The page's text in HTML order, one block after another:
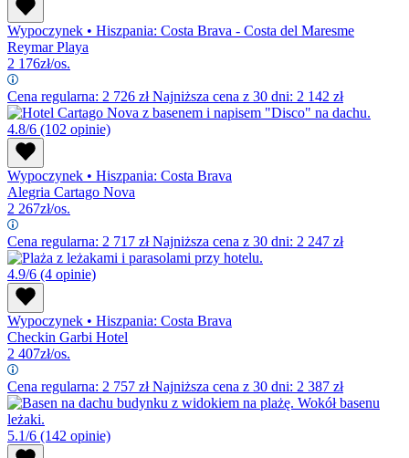
Wypoczynek • Hiszpania: Costa Brava - Costa del Maresme
Reymar Playa
2 176zł/os.
Cena regularna: 2 726 złNajniższa cena z 30 dni: 2 142 zł
4.8/6 (102 opinie)
Wypoczynek • Hiszpania: Costa Brava
Alegria Cartago Nova
2 267zł/os.
Cena regularna: 2 717 złNajniższa cena z 30 dni: 2 247 zł
4.9/6 (4 opinie)
Wypoczynek • Hiszpania: Costa Brava
Checkin Garbi Hotel
2 407zł/os.
Cena regularna: 2 757 złNajniższa cena z 30 dni: 2 387 zł
5.1/6 (142 opinie)